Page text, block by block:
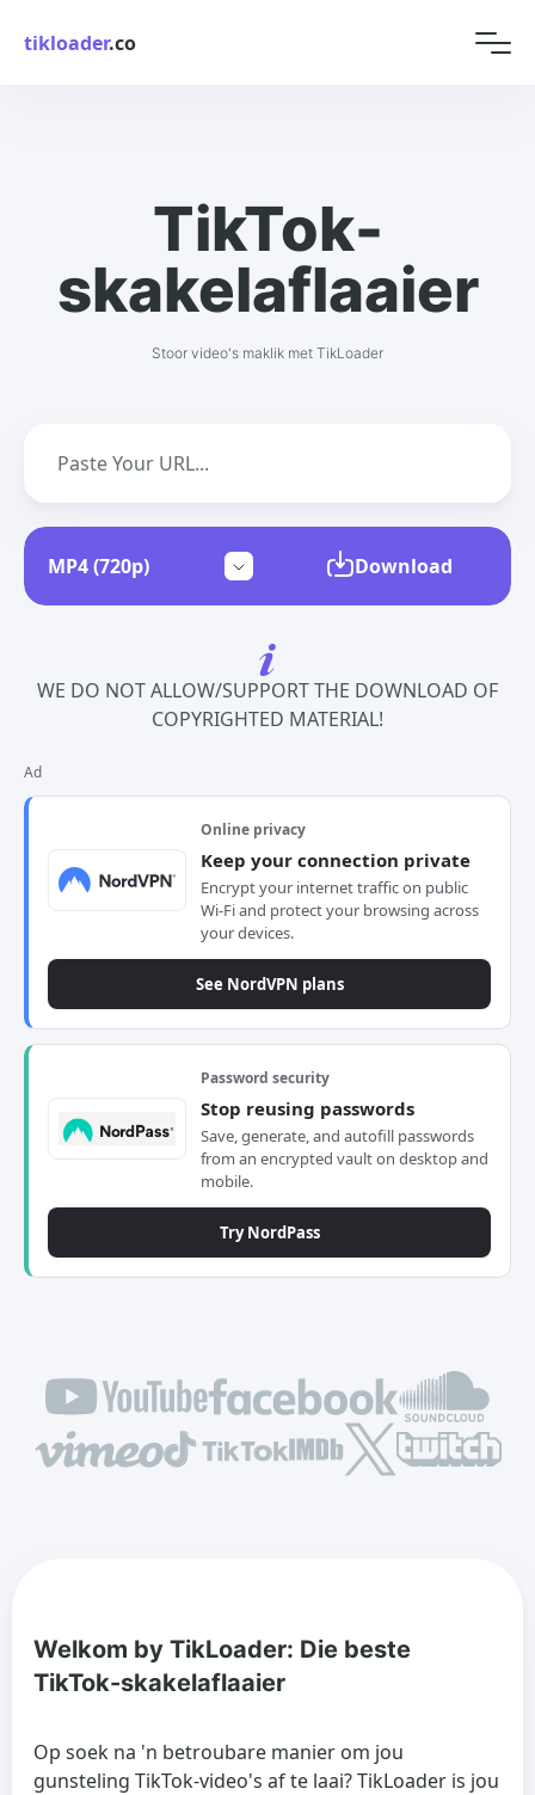
tikloader.co
TikTok-
skakelaflaaier
Stoor video's maklik met TikLoader
Download
WE DO NOT ALLOW/SUPPORT THE DOWNLOAD OF
COPYRIGHTED MATERIAL!
Ad
Online privacy
Keep your connection private
Encrypt your internet traffic on public
Wi-Fi and protect your browsing across
your devices.
See NordVPN plans
Password security
Stop reusing passwords
Save, generate, and autofill passwords
from an encrypted vault on desktop and
mobile.
Try NordPass
Welkom by TikLoader: Die beste
TikTok-skakelaflaaier
Op soek na 'n betroubare manier om jou
gunsteling TikTok-video's af te laai? TikLoader is jou